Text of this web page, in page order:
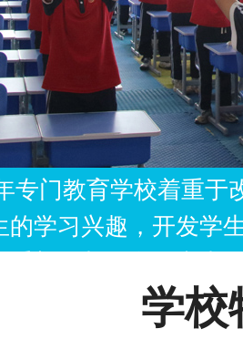
专门教育学校着重于
的学习兴趣，开发学
学校